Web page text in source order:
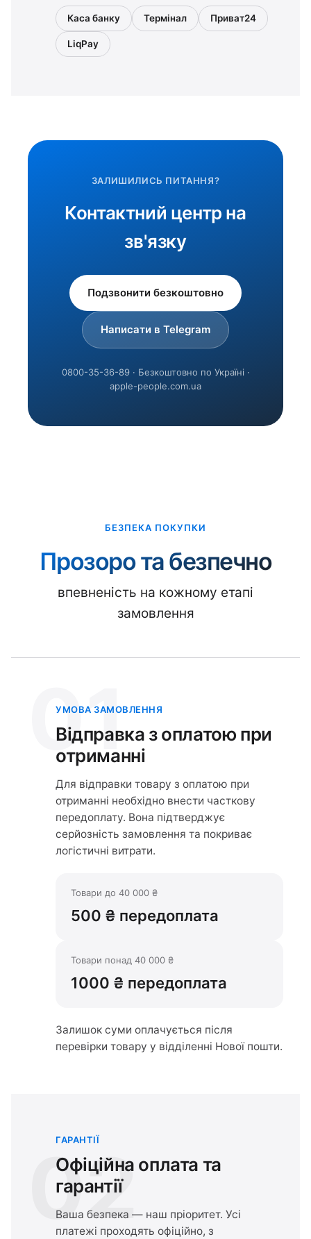
Каса банку Термінал Приват24
LiqPay
ЗАЛИШИЛИСЬ ПИТАННЯ?
Контактний центр на
зв'язку
Подзвонити безкоштовно
Написати в Telegram
0800-35-36-89 · Безкоштовно по Україні ·
apple-people.com.ua
БЕЗПЕКА ПОКУПКИ
Прозоро та безпечно
впевненість на кожному етапі
замовлення
01
УМОВА ЗАМОВЛЕННЯ
Відправка з оплатою при
отриманні
Для відправки товару з оплатою при
отриманні необхідно внести часткову
передоплату. Вона підтверджує
серйозність замовлення та покриває
логістичні витрати.
Товари до 40 000 ₴
500 ₴ передоплата
Товари понад 40 000 ₴
1000 ₴ передоплата
Залишок суми оплачується після
перевірки товару у відділенні Нової пошти.
02
ГАРАНТІЇ
Офіційна оплата та
гарантії
Ваша безпека — наш пріоритет. Усі
платежі проходять офіційно, з